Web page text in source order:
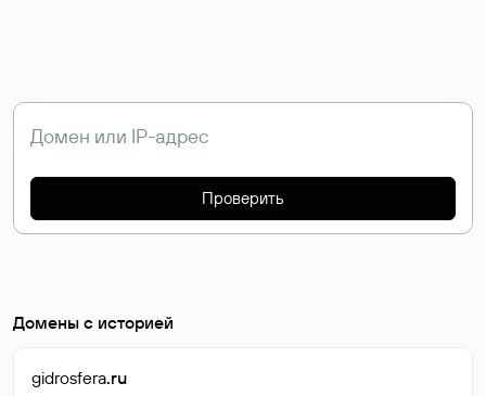
Проверить
Домены с историей
gidrosfera.ru